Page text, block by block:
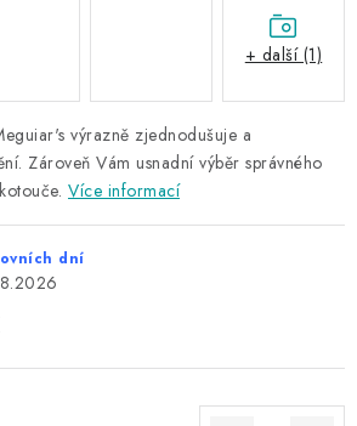
výrazně zjednodušuje a
Zároveň Vám usnadní výběr správného
Více informací
dní
+ další (1)